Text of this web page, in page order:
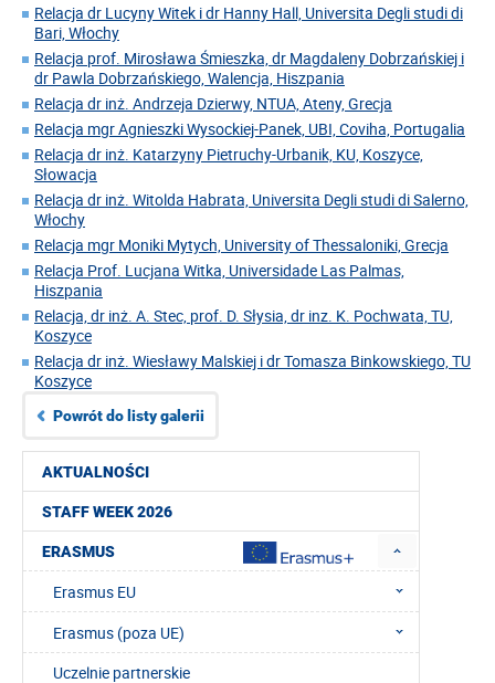
AKTUALNOŚCI
STAFF WEEK 2026
ERASMUS
Erasmus EU
Erasmus (poza UE)
Uczelnie partnerskie
Relacja dr Lucyny Witek i dr Hanny Hall, Universita Degli studi di
Bari, Włochy
Relacja prof. Mirosława Śmieszka, dr Magdaleny Dobrzańskiej i
dr Pawla Dobrzańskiego, Walencja, Hiszpania
Relacja dr inż. Andrzeja Dzierwy, NTUA, Ateny, Grecja
Relacja mgr Agnieszki Wysockiej-Panek, UBI, Coviha, Portugalia
Relacja dr inż. Katarzyny Pietruchy-Urbanik, KU, Koszyce,
Słowacja
Relacja dr inż. Witolda Habrata, Universita Degli studi di Salerno,
Włochy
Relacja mgr Moniki Mytych, University of Thessaloniki, Grecja
Relacja Prof. Lucjana Witka, Universidade Las Palmas,
Hiszpania
Relacja, dr inż. A. Stec, prof. D. Słysia, dr inz. K. Pochwata, TU,
Koszyce
Relacja dr inż. Wiesławy Malskiej i dr Tomasza Binkowskiego, TU
Koszyce
Powrót do listy galerii